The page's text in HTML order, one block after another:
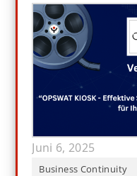
Juni 6, 2025
Business Continuity